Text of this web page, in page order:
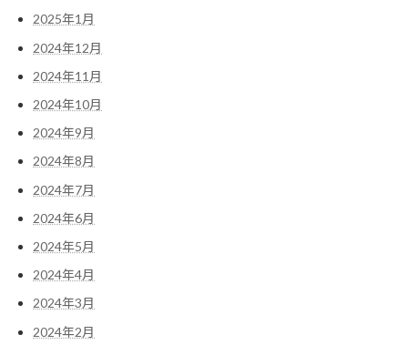
2025年1月
2024年12月
2024年11月
2024年10月
2024年9月
2024年8月
2024年7月
2024年6月
2024年5月
2024年4月
2024年3月
2024年2月